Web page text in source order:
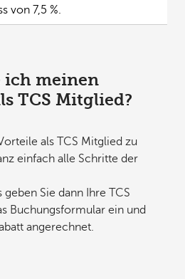
von 7,5 %.
ich meinen
TCS Mitglied?
als TCS Mitglied zu
einfach alle Schritte der
Sie dann Ihre TCS
Buchungsformular ein und
angerechnet.